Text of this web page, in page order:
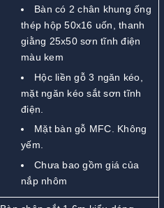
Bàn có 2 chân khung ống
thép hộp 50x16 uốn, thanh
giằng 25x50 sơn tĩnh điện
màu kem
Hộc liền gỗ 3 ngăn kéo,
mặt ngăn kéo sắt sơn tĩnh
điện.
Mặt bàn gỗ MFC. Không
yếm.
Chưa bao gồm giá của
nắp nhôm